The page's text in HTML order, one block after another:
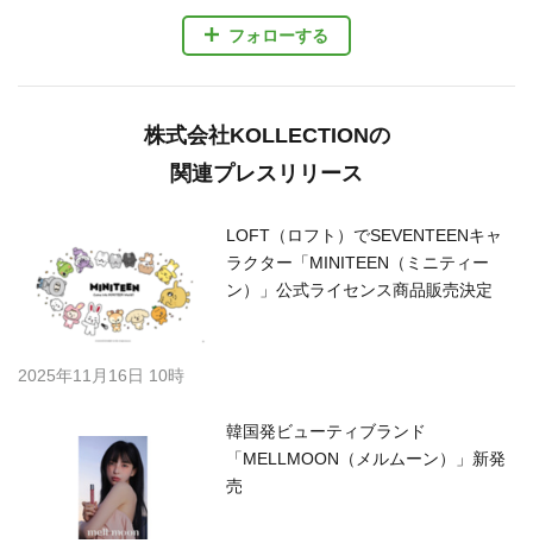
フォローする
株式会社KOLLECTIONの
関連プレスリリース
LOFT（ロフト）でSEVENTEENキャ
ラクター「MINITEEN（ミニティー
ン）」公式ライセンス商品販売決定
2025年11月16日 10時
韓国発ビューティブランド
「MELLMOON（メルムーン）」新発
売